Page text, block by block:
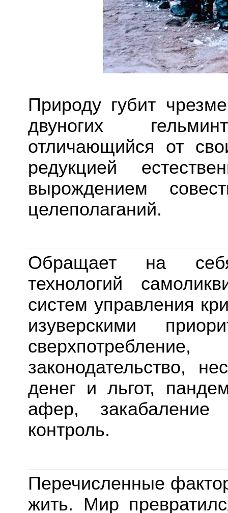
Природу губит
двуногих
отличающийся от
редукцией
вырождением
целеполаганий.
Обращает на
технологий
систем управления
изуверскими
законодательство,
денег и льгот,
афер, закабаление
контроль.
Перечисленные
жить. Мир